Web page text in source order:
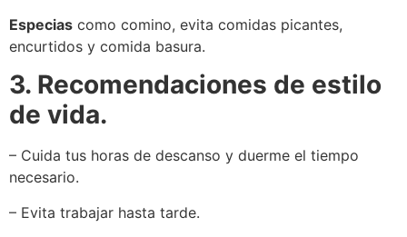
Especias como comino, evita comidas picantes,
encurtidos y comida basura.
3. Recomendaciones de estilo
de vida.
– Cuida tus horas de descanso y duerme el tiempo
necesario.
– Evita trabajar hasta tarde.